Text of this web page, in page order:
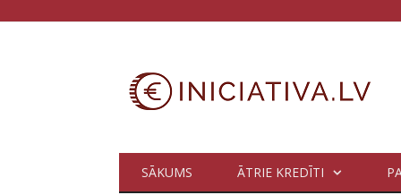
SĀKUMS ĀTRIE KREDĪTI